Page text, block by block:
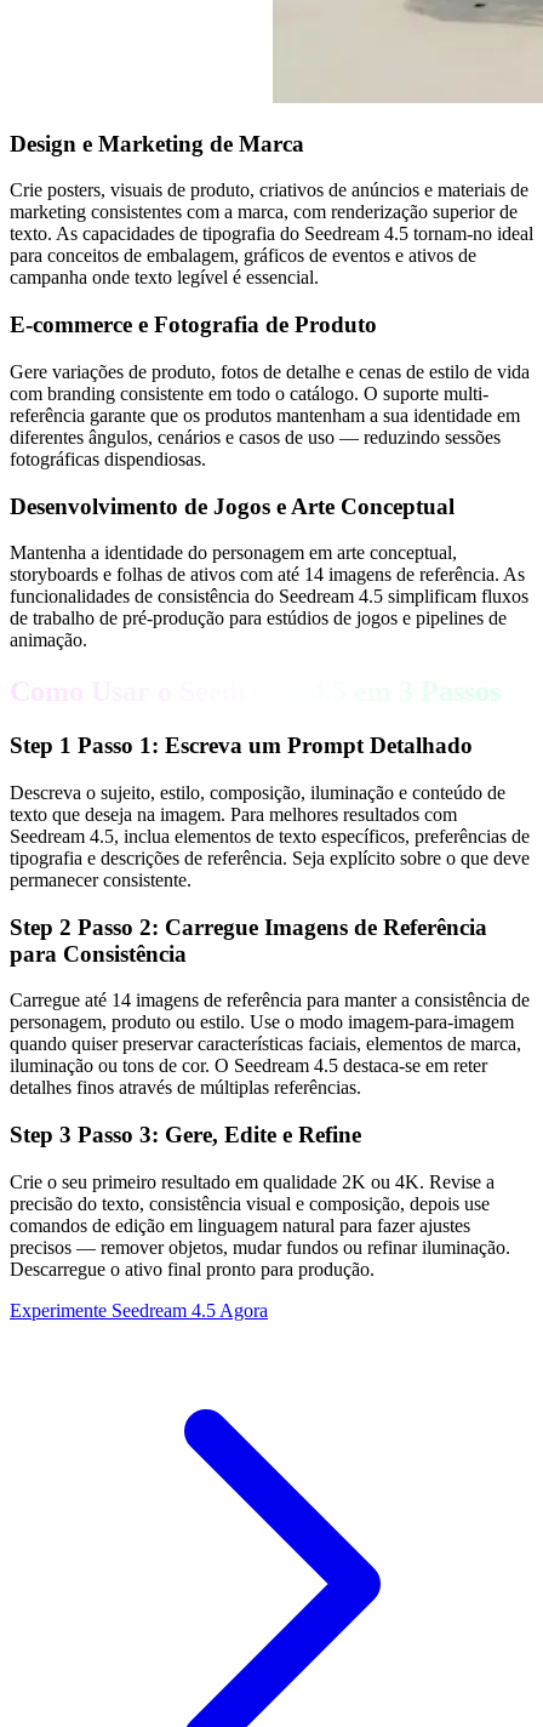
Design e Marketing de Marca
Crie posters, visuais de produto, criativos de anúncios e materiais de
marketing consistentes com a marca, com renderização superior de
texto. As capacidades de tipografia do Seedream 4.5 tornam-no ideal
para conceitos de embalagem, gráficos de eventos e ativos de
campanha onde texto legível é essencial.
E-commerce e Fotografia de Produto
Gere variações de produto, fotos de detalhe e cenas de estilo de vida
com branding consistente em todo o catálogo. O suporte multi-
referência garante que os produtos mantenham a sua identidade em
diferentes ângulos, cenários e casos de uso — reduzindo sessões
fotográficas dispendiosas.
Desenvolvimento de Jogos e Arte Conceptual
Mantenha a identidade do personagem em arte conceptual,
storyboards e folhas de ativos com até 14 imagens de referência. As
funcionalidades de consistência do Seedream 4.5 simplificam fluxos
de trabalho de pré-produção para estúdios de jogos e pipelines de
animação.
Como Usar o Seedream 4.5 em 3 Passos
Step 1 Passo 1: Escreva um Prompt Detalhado
Descreva o sujeito, estilo, composição, iluminação e conteúdo de
texto que deseja na imagem. Para melhores resultados com
Seedream 4.5, inclua elementos de texto específicos, preferências de
tipografia e descrições de referência. Seja explícito sobre o que deve
permanecer consistente.
Step 2 Passo 2: Carregue Imagens de Referência
para Consistência
Carregue até 14 imagens de referência para manter a consistência de
personagem, produto ou estilo. Use o modo imagem-para-imagem
quando quiser preservar características faciais, elementos de marca,
iluminação ou tons de cor. O Seedream 4.5 destaca-se em reter
detalhes finos através de múltiplas referências.
Step 3 Passo 3: Gere, Edite e Refine
Crie o seu primeiro resultado em qualidade 2K ou 4K. Revise a
precisão do texto, consistência visual e composição, depois use
comandos de edição em linguagem natural para fazer ajustes
precisos — remover objetos, mudar fundos ou refinar iluminação.
Descarregue o ativo final pronto para produção.
Experimente Seedream 4.5 Agora